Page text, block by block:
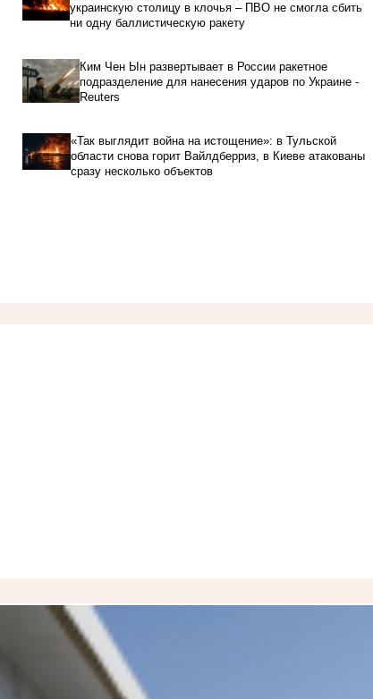
украинскую столицу в клочья – ПВО не смогла сбить
ни одну баллистическую ракету
Ким Чен Ын развертывает в России ракетное
подразделение для нанесения ударов по Украине -
Reuters
«Так выглядит война на истощение»: в Тульской
области снова горит Вайлдберриз, в Киеве атакованы
сразу несколько объектов